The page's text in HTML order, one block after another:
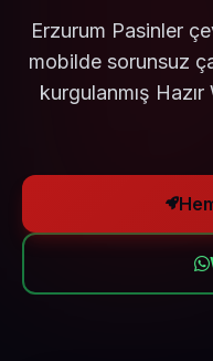
Erzurum Pasinler
mobilde sorunsuz
kurgulanmış